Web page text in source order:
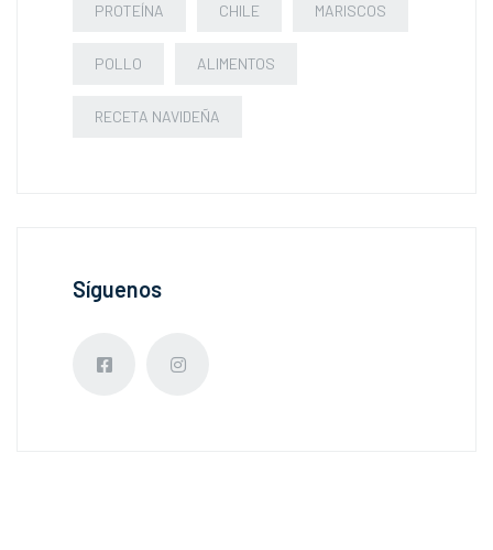
PROTEÍNA CHILE MARISCOS
POLLO ALIMENTOS
RECETA NAVIDEÑA
Síguenos